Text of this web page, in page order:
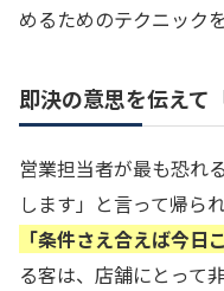
めるためのテクニック
即決の意思を伝えて
営業担当者が最も恐れ
します」と言って帰ら
「条件さえ合えば今日
る客は、店舗にとって